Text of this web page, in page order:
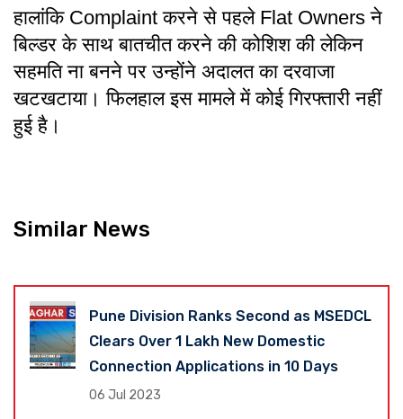
हालांकि Complaint करने से पहले Flat Owners ने
बिल्डर के साथ बातचीत करने की कोशिश की लेकिन
सहमति ना बनने पर उन्होंने अदालत का दरवाजा
खटखटाया। फिलहाल इस मामले में कोई गिरफ्तारी नहीं
हुई है।
Similar News
Pune Division Ranks Second as MSEDCL
Clears Over 1 Lakh New Domestic
Connection Applications in 10 Days
06 Jul 2023